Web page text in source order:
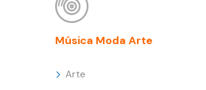
Música Moda Arte
Arte